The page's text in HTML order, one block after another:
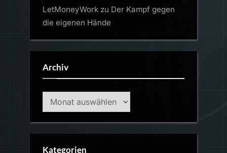
LetMoneyWork zu Der Kampf gegen
die eigenen Hände
Archiv
Archiv
Kategorien